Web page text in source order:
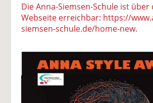
Die Anna-Siemsen-Schule ist über
Webseite erreichbar: https://
siemsen-schule.de/home-new.